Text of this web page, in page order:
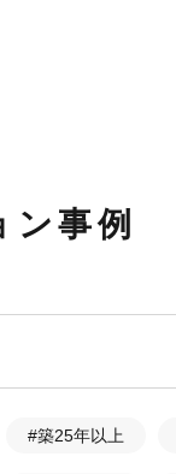
ン事例
#築25年以上